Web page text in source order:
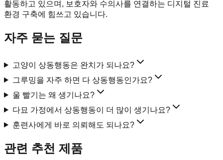
활동하고 있으며, 보호자와 수의사를 연결하는 디지털 진료
환경 구축에 힘쓰고 있습니다.
자주 묻는 질문
고양이 상동행동은 완치가 되나요?
그루밍을 자주 하면 다 상동행동인가요?
울 빨기는 왜 생기나요?
다묘 가정에서 상동행동이 더 많이 생기나요?
훈련사에게 바로 의뢰해도 되나요?
관련 추천 제품